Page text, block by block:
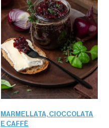
MARMELLATA, CIOCCOLATA
E CAFFÈ